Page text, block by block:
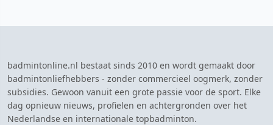
badmintonline.nl bestaat sinds 2010 en wordt gemaakt door
badmintonliefhebbers - zonder commercieel oogmerk, zonder
subsidies. Gewoon vanuit een grote passie voor de sport. Elke
dag opnieuw nieuws, profielen en achtergronden over het
Nederlandse en internationale topbadminton.